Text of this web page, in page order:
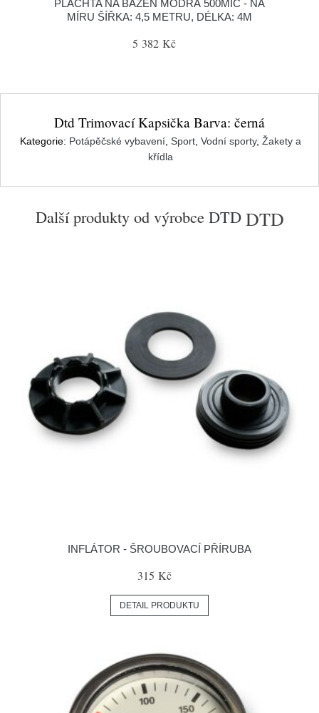
PLACHTA NA BAZÉN MODRÁ 500MIC - NA
MÍRU ŠÍŘKA: 4,5 METRU, DÉLKA: 4M
5 382 Kč
Dtd Trimovací Kapsička Barva: černá
Kategorie: Potápěčské vybavení, Sport, Vodní sporty, Žakety a
křídla
Další produkty od výrobce DTD DTD
INFLÁTOR - ŠROUBOVACÍ PŘÍRUBA
315 Kč
DETAIL PRODUKTU